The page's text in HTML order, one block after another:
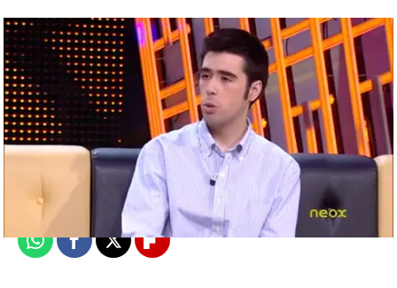
neox
Madrid
Publicado: 20 de junio de 2012, 17:48
WhatsappFacebook
X Flipboard